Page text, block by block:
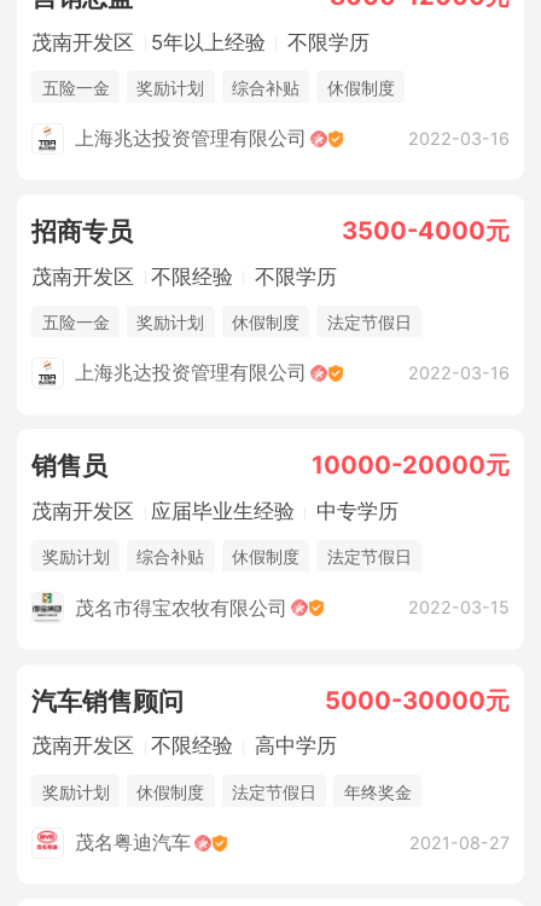
茂南开发区 5年以上经验 不限学历
五险一金 奖励计划 综合补贴
休假制度
法定节假日
上海兆达投资管理有限公司 2022-03-16
招商专员 3500-4000元
茂南开发区 不限经验 不限学历
五险一金 奖励计划 休假制度
法定节假日
销售奖金
上海兆达投资管理有限公司 2022-03-16
销售员 10000-20000元
茂南开发区 应届毕业生经验 中专学历
奖励计划 综合补贴 休假制度
法定节假日
销售奖金
茂名市得宝农牧有限公司 2022-03-15
汽车销售顾问 5000-30000元
茂南开发区 不限经验 高中学历
奖励计划 休假制度 法定节假日
年终奖金
销售奖金
茂名粤迪汽车 2021-08-27